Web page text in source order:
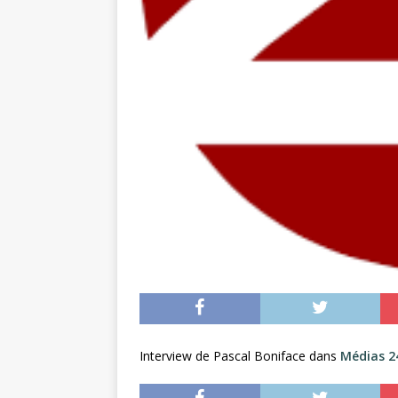
Interview de Pascal Boniface dans Médias